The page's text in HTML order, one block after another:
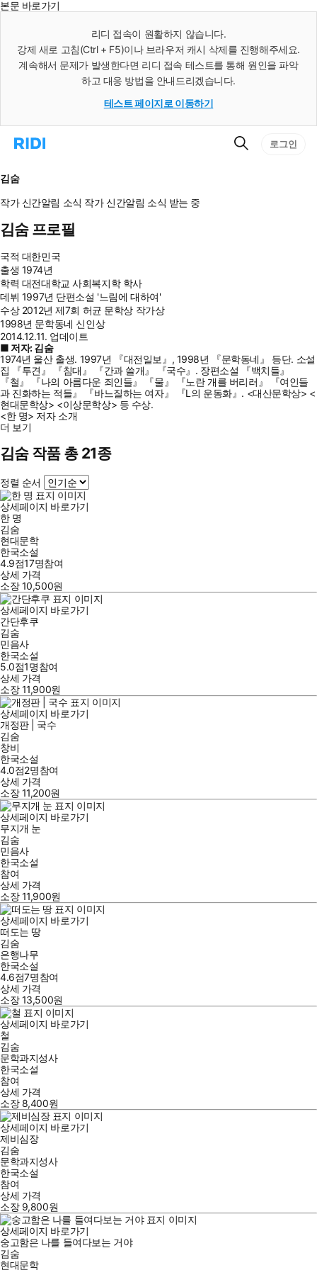
본문 바로가기
리디 접속이 원활하지 않습니다.
강제 새로 고침(Ctrl + F5)이나 브라우저 캐시 삭제를 진행해주세요.
계속해서 문제가 발생한다면 리디 접속 테스트를 통해 원인을 파악
하고 대응 방법을 안내드리겠습니다.
테스트 페이지로 이동하기
리
으
로
이
동
검
로그인
김숨
작가 신간알림 소식 작가 신간알림 소식 받는 중
김숨 프로필
국적 대한민국
출생 1974년
학력 대전대학교 사회복지학 학사
데뷔 1997년 단편소설 '느림에 대하여'
수상 2012년 제7회 허균 문학상 작가상
1998년 문학동네 신인상
2014.12.11. 업데이트
■ 저자: 김숨
1974년 울산 출생. 1997년 『대전일보』, 1998년 『문학동네』 등단. 소설
집 『투견』 『침대』 『간과 쓸개』 『국수』. 장편소설 『백치들』
『철』 『나의 아름다운 죄인들』 『물』 『노란 개를 버리러』 『여인들
과 진화하는 적들』 『바느질하는 여자』 『L의 운동화』. <대산문학상> <
현대문학상> <이상문학상> 등 수상.
<한 명> 저자 소개
더 보기
김숨 작품 총 21종
정렬 순서
상세페이지 바로가기
한 명
김숨
현대문학
한국소설
4.9점17명참여
상세 가격
소장10,500원
상세페이지 바로가기
간단후쿠
김숨
민음사
한국소설
5.0점1명참여
상세 가격
소장11,900원
상세페이지 바로가기
개정판 | 국수
김숨
창비
한국소설
4.0점2명참여
상세 가격
소장11,200원
상세페이지 바로가기
무지개 눈
김숨
민음사
한국소설
참여
상세 가격
소장11,900원
상세페이지 바로가기
떠도는 땅
김숨
은행나무
한국소설
4.6점7명참여
상세 가격
소장13,500원
상세페이지 바로가기
철
김숨
문학과지성사
한국소설
참여
상세 가격
소장 8,400원
상세페이지 바로가기
제비심장
김숨
문학과지성사
한국소설
참여
상세 가격
소장 9,800원
상세페이지 바로가기
숭고함은 나를 들여다보는 거야
김숨
현대문학